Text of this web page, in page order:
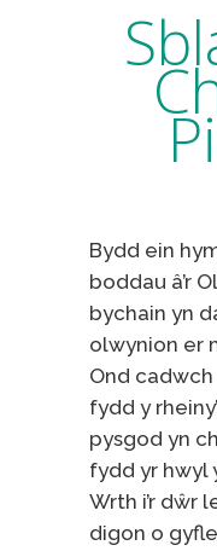
Bydd ein
boddau â’r
bychain yn
olwynion er
Ond
fydd y
pysgod yn
fydd yr hwyl
Wrth i’r dŵr
digon o